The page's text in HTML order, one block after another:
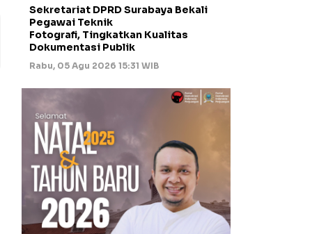
Sekretariat DPRD Surabaya Bekali
Pegawai Teknik
Fotografi, Tingkatkan Kualitas
Dokumentasi Publik
Rabu, 05 Agu 2026 15:31 WIB